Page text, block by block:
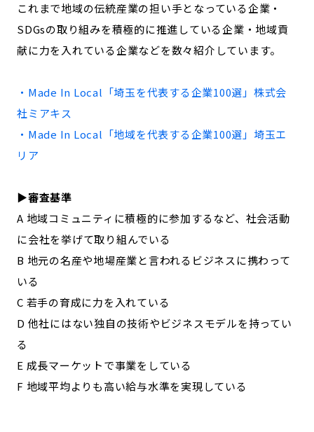
記事ライター アンバサダー
これまで地域の伝統産業の担い手となっている企業・
SDGsの取り組みを積極的に推進している企業・地域貢
献に力を入れている企業などを数々紹介しています。
・Made In Local「埼玉を代表する企業100選」 株式会
社ミアキス
・Made In Local「地域を代表する企業100選」 埼玉エ
リア
▶︎審査基準
A 地域コミュニティに積極的に参加するなど、社会活動
に会社を挙げて取り組んでいる
B 地元の名産や地場産業と言われるビジネスに携わって
いる
C 若手の育成に力を入れている
D 他社にはない独自の技術やビジネスモデルを持ってい
る
E 成長マーケットで事業をしている
F 地域平均よりも高い給与水準を実現している